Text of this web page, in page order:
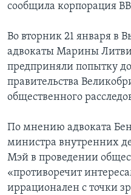
сообщила корпорация
Во вторник 21 января в
адвокаты Марины
предприняли попытку
правительства
общественного
По мнению адвоката
министра внутренних
Мэй в проведении
«противоречит
иррационален с точки